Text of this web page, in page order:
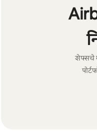
शेफ्सचे